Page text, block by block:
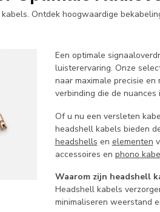
Ontdek hoogwaardige
Een optimale
luisterervaring. Onze
naar maximale precisie
verbinding die de
Of u nu een versleten
headshell kabels bieden
headshells en elementen
accessoires en phono
Waarom zijn headshell
Headshell kabels
minimaliseren weerstand